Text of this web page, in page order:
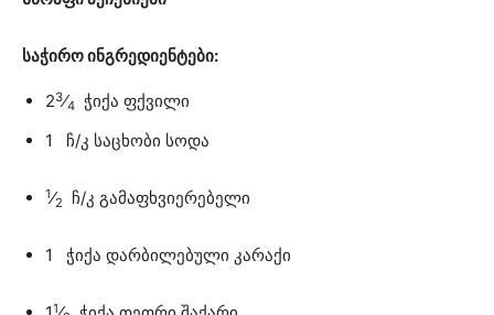
საჭირო ინგრედიენტები:
23⁄4 ჭიქა ფქვილი
1 ჩ/კ საცხობი სოდა
1⁄2 ჩ/კ გამაფხვიერებელი
1 ჭიქა დარბილებული კარაქი
1